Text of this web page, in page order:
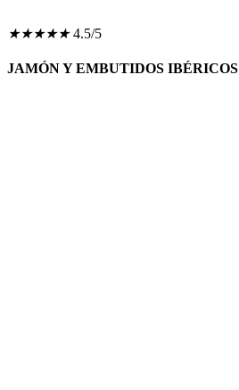
★★★★★ 4.5/5
JAMÓN Y EMBUTIDOS IBÉRICOS